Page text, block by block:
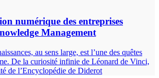
numérique des entreprises
Management
au sens large, est l’une des quêtes
De la curiosité infinie de Léonard de Vinci,
de l’Encyclopédie de Diderot